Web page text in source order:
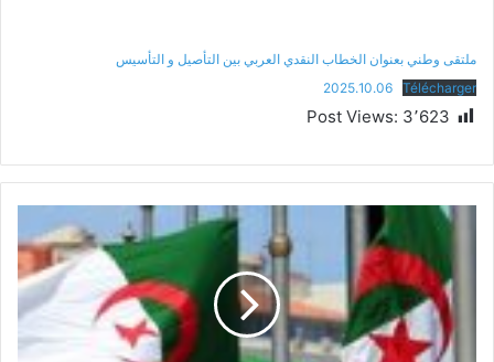
ملتقى وطني بعنوان الخطاب النقدي العربي بين التأصيل و التأسيس
2025.10.06 Télécharger
Post Views: 3٬623